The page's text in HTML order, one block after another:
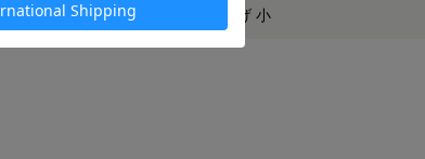
■推奨手提げサイズ／ルピシア手提げ 小